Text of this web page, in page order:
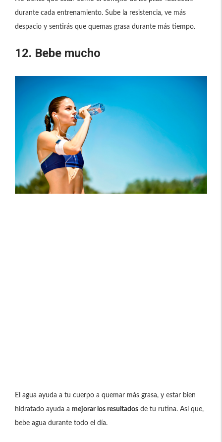
durante cada entrenamiento. Sube la resistencia, ve más
despacio y sentirás que quemas grasa durante más tiempo.
12. Bebe mucho
El agua ayuda a tu cuerpo a quemar más grasa, y estar bien
hidratado ayuda a mejorar los resultados de tu rutina. Así que,
bebe agua durante todo el día.